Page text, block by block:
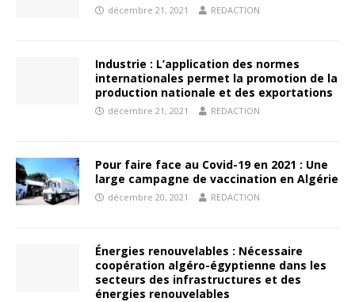
décembre 21, 2021 REDACTION
Industrie : L’application des normes
internationales permet la promotion de la
production nationale et des exportations
décembre 21, 2021 REDACTION
Pour faire face au Covid-19 en 2021 : Une
large campagne de vaccination en Algérie
décembre 20, 2021 REDACTION
Énergies renouvelables : Nécessaire
coopération algéro-égyptienne dans les
secteurs des infrastructures et des
énergies renouvelables